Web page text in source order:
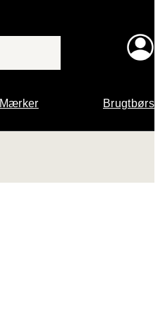
Mærker Brugtbørs